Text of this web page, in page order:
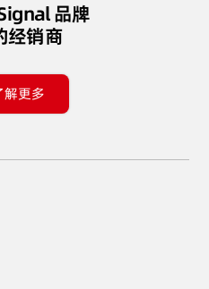
品牌
经销商
解更多